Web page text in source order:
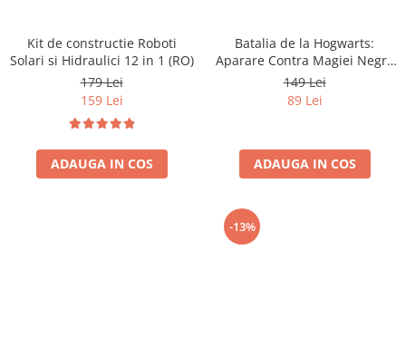
Kit de constructie Roboti
Solari si Hidraulici 12 in 1 (RO)
179 Lei
159 Lei
ADAUGA IN COS
Batalia de la Hogwarts:
Aparare Contra Magiei Negre
(RO)
149 Lei
89 Lei
ADAUGA IN COS
-13%